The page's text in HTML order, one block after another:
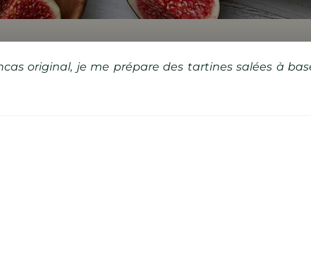
original, je me prépare des tartines salées à